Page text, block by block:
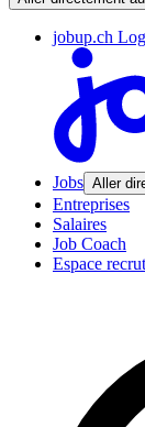
jobup.ch
Jobs Aller
Entreprises
Salaires
Job Coach
Espace